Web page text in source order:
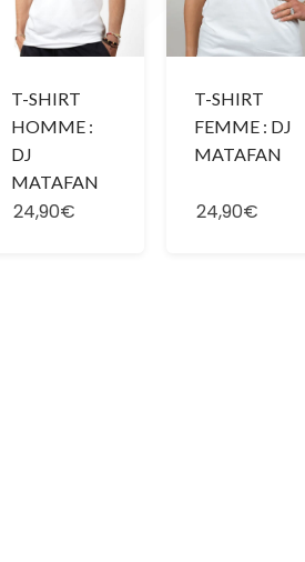
T-SHIRT
HOMME :
DJ
MATAFAN
24,90€
T-SHIRT
FEMME : DJ
MATAFAN
24,90€